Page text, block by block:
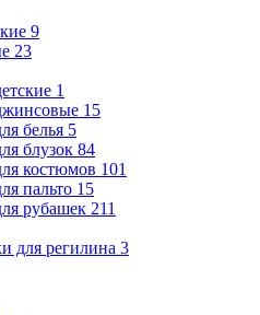
9
23
1
15
белья 5
блузок 84
костюмов 101
пальто 15
рубашек 211
для регилина 3